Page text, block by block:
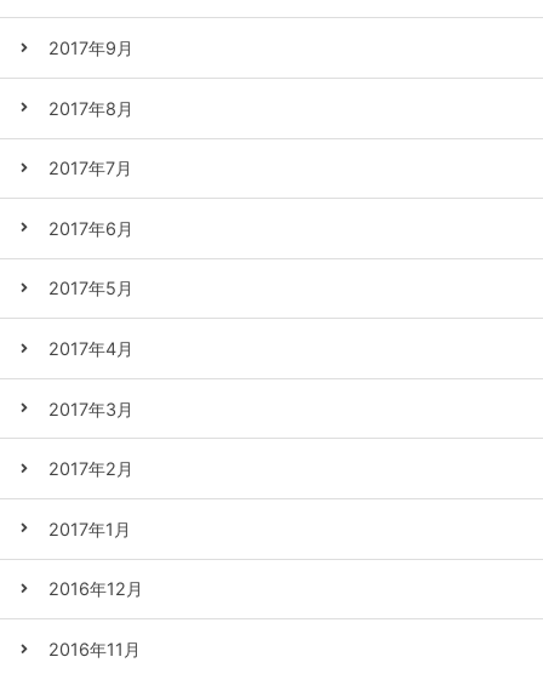
2017年9月
2017年8月
2017年7月
2017年6月
2017年5月
2017年4月
2017年3月
2017年2月
2017年1月
2016年12月
2016年11月